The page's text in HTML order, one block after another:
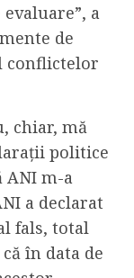
a
de
conflictelor
chiar, mă
politice
ANI m-a
a declarat
fals, total
în data de